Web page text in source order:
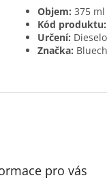
Objem: 375 ml
Kód produktu:
Určení:
Značka:
pro vás